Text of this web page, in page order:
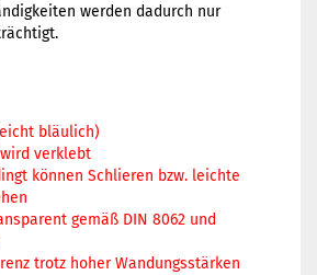
werden dadurch nur
bläulich)
wird verklebt
können Schlieren bzw. leichte
gemäß DIN 8062 und
trotz hoher Wandungsstärken